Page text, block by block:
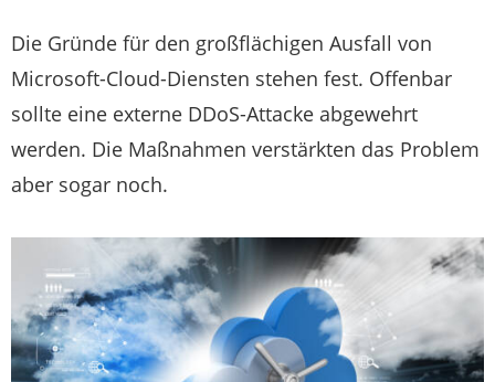
Die Gründe für den großflächigen Ausfall von
Microsoft-Cloud-Diensten stehen fest. Offenbar
sollte eine externe DDoS-Attacke abgewehrt
werden. Die Maßnahmen verstärkten das Problem
aber sogar noch.